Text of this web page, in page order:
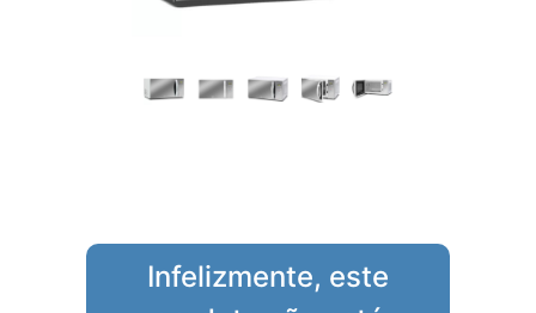
Infelizmente, este